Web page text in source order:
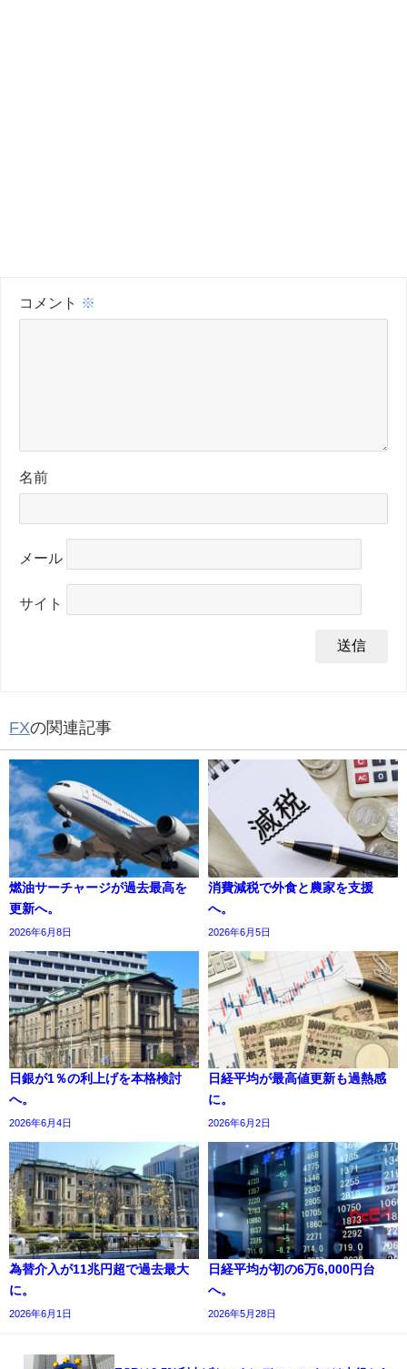
コメント ※
名前
メール
サイト
FXの関連記事
燃油サーチャージが過去最高を
更新へ。
2026年6月8日
消費減税で外食と農家を支援
へ。
2026年6月5日
日銀が1％の利上げを本格検討
へ。
2026年6月4日
日経平均が最高値更新も過熱感
に。
2026年6月2日
為替介入が11兆円超で過去最大
に。
2026年6月1日
日経平均が初の6万6,000円台
へ。
2026年5月28日